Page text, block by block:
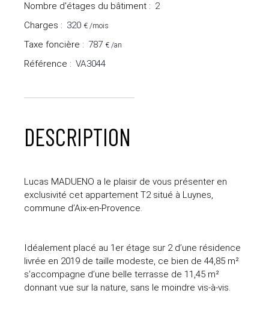
Nombre d'étages du bâtiment : 2
Charges : 320 € /mois
Taxe foncière : 787 € /an
Référence : VA3044
DESCRIPTION
Lucas MADUENO a le plaisir de vous présenter en
exclusivité cet appartement T2 situé à Luynes,
commune d’Aix-en-Provence.
Idéalement placé au 1er étage sur 2 d’une résidence
livrée en 2019 de taille modeste, ce bien de 44,85 m²
s’accompagne d’une belle terrasse de 11,45 m²
donnant vue sur la nature, sans le moindre vis-à-vis.